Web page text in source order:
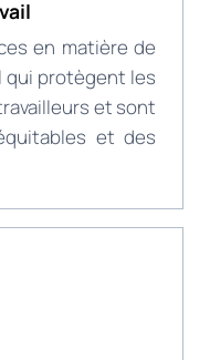
en matière de
qui protègent les
et sont
et des